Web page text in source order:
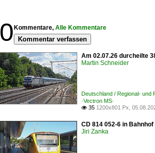
0 Kommentare, Alle Kommentare
Kommentar verfassen
Am 02.07.26 durcheilte
Martin Schneider
Deutschland / Regional-
·Vectron MS·
 35 1200x801 Px,
CD 814 052-6 in
Jiri Zanka